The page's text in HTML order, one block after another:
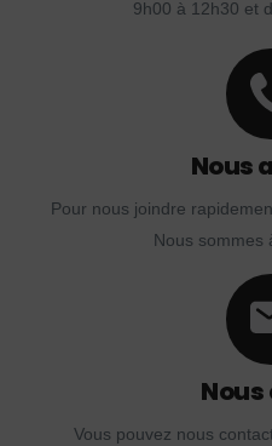
9h00 à 12h30 et
Nous
Pour nous joindre
Nous sommes
Nous
Vous pouvez nous